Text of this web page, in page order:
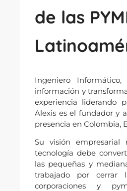
de las
Ingeniero
información y
experiencia liderando
Alexis es el fundador y
presencia en Colombia,
Su visión empresarial
tecnología debe
las pequeñas y
trabajado por cerrar
corporaciones y